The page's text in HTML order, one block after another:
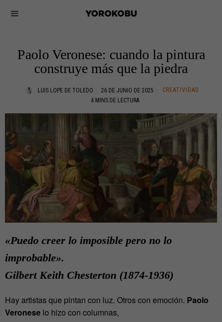
Paolo Veronese: cuando la pintura
construye más que la piedra
LUIS LOPE DE TOLEDO 26 DE JUNIO DE 2025
CREATIVIDAD
4 MINS DE LECTURA
«Puedo creer lo imposible pero no lo
improbable».
Gilbert Keith Chesterton (1874-1936)
Hay artistas que pintan con luz. Otros con emoción. Paolo
Veronese lo hizo con columnas,